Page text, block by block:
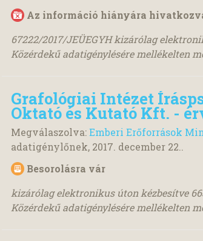
Az információ hiányára
67222/2017/JEÜEGYH kizárólag
Közérdekű adatigénylésére mellékelten
Grafológiai Intézet
Oktató és Kutató Kft. -
Megválaszolva:Emberi Erőforrások
adatigénylőnek, 2017. december 22..
Besorolásra vár
kizárólag elektronikus úton kézbesítve
Közérdekű adatigénylésére mellékelten